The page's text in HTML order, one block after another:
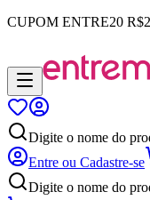
CUPOM ENTRE20
Digite o nome do
Entre ou Cadastre-se
Digite o nome do